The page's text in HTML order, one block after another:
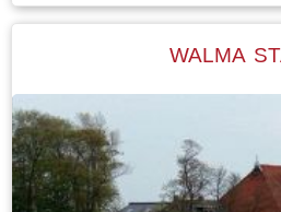
leerden onderduikers de
vooruit door middel van
varen moet je op de twee
respectievelijk onder en
paar seconden komt de
vóór je dit doet: kijk eerst of
WALMA